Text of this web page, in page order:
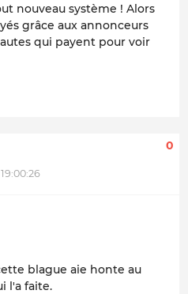
nouveau système ! Alors
grâce aux annonceurs
qui payent pour voir
0
blague aie honte au
l'a faite.